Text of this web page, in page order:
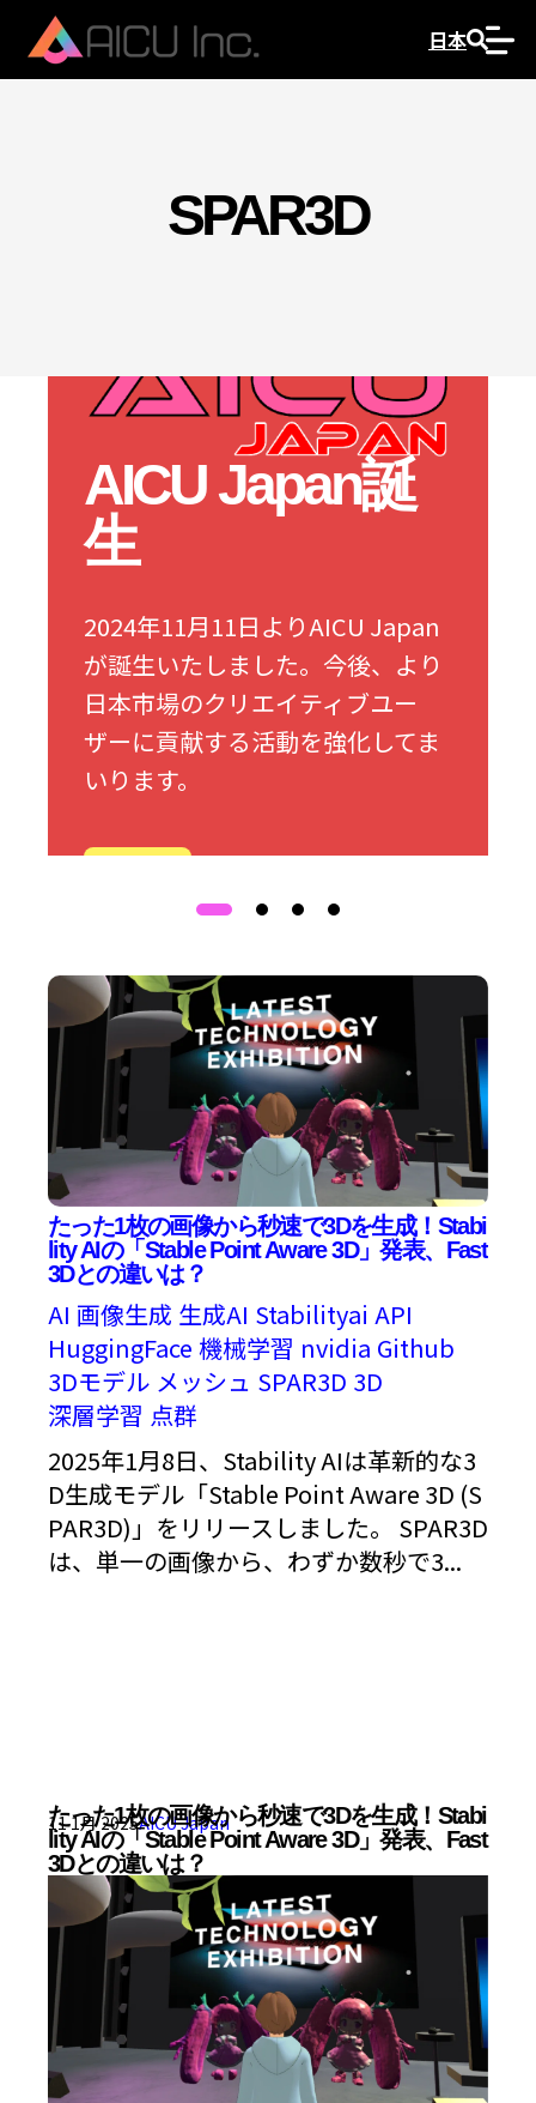
日本
SPAR3D
AICU Japan誕
生
2024年11月11日よりAICU Japan
が誕生いたしました。今後、より
日本市場のクリエイティブユー
ザーに貢献する活動を強化してま
いります。
たった1枚の画像から秒速で3Dを生成！Stabi
lity AIの「Stable Point Aware 3D」発表、Fast
3Dとの違いは？
AI 画像生成 生成AI Stabilityai API
HuggingFace 機械学習 nvidia Github
3Dモデル メッシュ SPAR3D 3D
深層学習 点群
2025年1月8日、Stability AIは革新的な3
D生成モデル「Stable Point Aware 3D (S
PAR3D)」をリリースしました。 SPAR3D
は、単一の画像から、わずか数秒で3...
たった1枚の画像から秒速で3Dを生成！Stabi
lity AIの「Stable Point Aware 3D」発表、Fast
3Dとの違いは？
11 1月 2025AICU Japan